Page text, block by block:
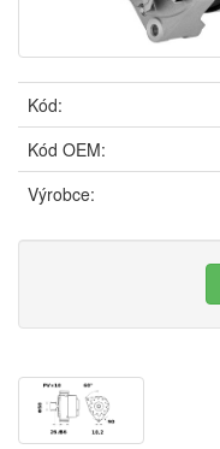
Kód:
Kód OEM:
Výrobce: